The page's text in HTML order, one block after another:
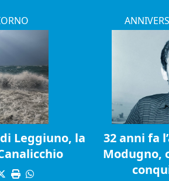
Leggiuno, la
32 anni fa
Modugno,